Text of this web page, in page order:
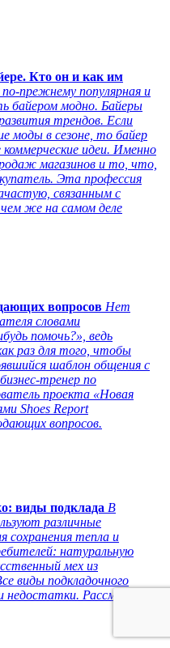
Кто он и как им
прежнему популярная и
байером модно. Байеры
трендов. Если
моды в сезоне, то байер
идеи. Именно
магазинов и то, что,
Эта профессия
связанным с
же на самом деле
вопросов Нет
словами
помочь?», ведь
раз для того, чтобы
шаблон общения с
тренер по
проекта «Новая
Shoes Report
вопросов.
виды подклада В
различные
сохранения тепла и
натуральную
мех из
виды подкладочного
Рассмотрим